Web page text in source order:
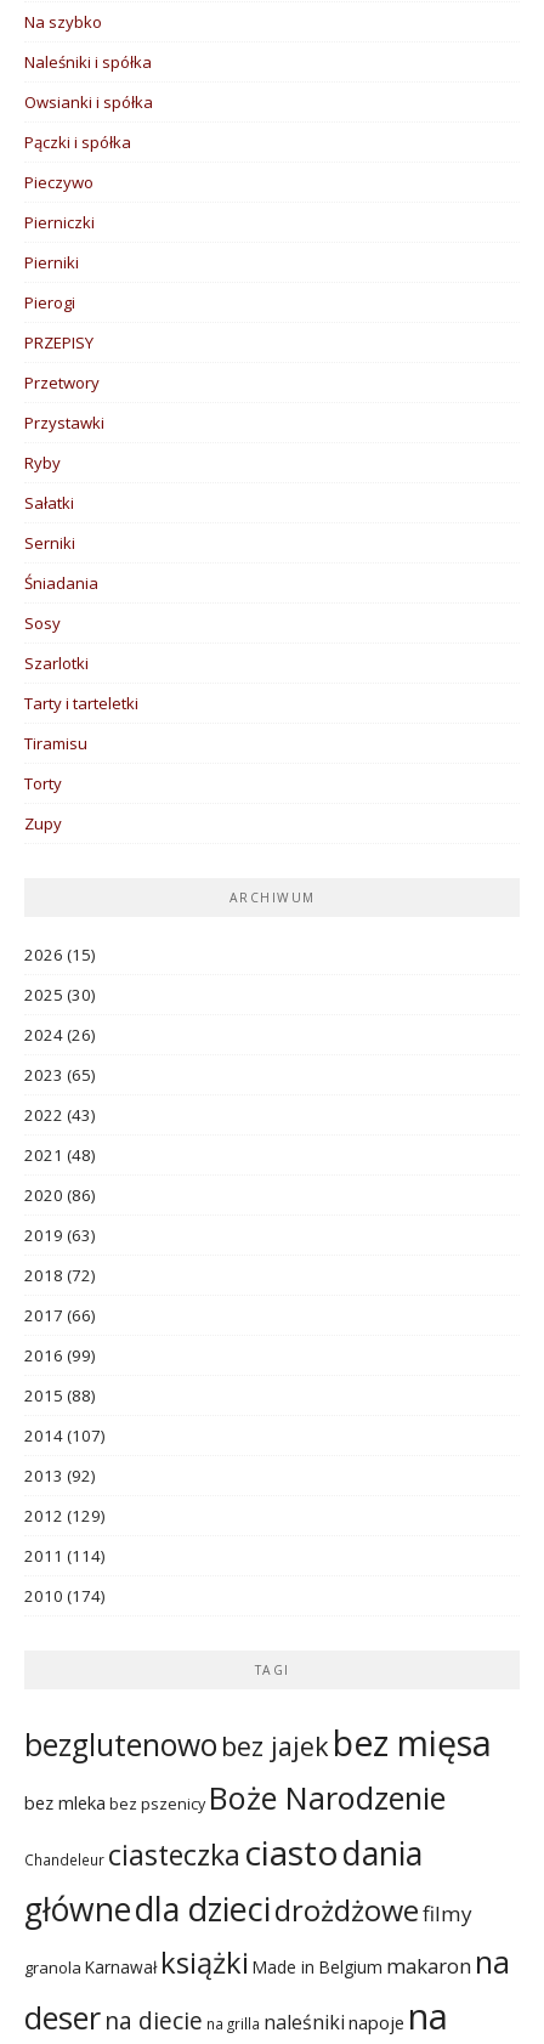
Na szybko
Naleśniki i spółka
Owsianki i spółka
Pączki i spółka
Pieczywo
Pierniczki
Pierniki
Pierogi
PRZEPISY
Przetwory
Przystawki
Ryby
Sałatki
Serniki
Śniadania
Sosy
Szarlotki
Tarty i tarteletki
Tiramisu
Torty
Zupy
ARCHIWUM
2026 (15)
2025 (30)
2024(26)
2023 (65)
2022 (43)
2021 (48)
2020 (86)
2019 (63)
2018 (72)
2017 (66)
2016 (99)
2015 (88)
2014(107)
2013 (92)
2012 (129)
2011 (114)
2010 (174)
TAGI
bezglutenowo bez jajekbez mięsa
bez mleka bez pszenicy Boże Narodzenie
Chandeleur ciasteczka ciastodania
głównedla dziecidrożdżowefilmy
granola Karnawał książki Made in Belgium makaron na
deserna diecie na grilla naleśniki napoje na